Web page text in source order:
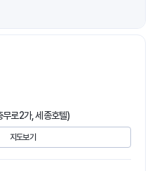
로2가, 세종호텔)
지도보기